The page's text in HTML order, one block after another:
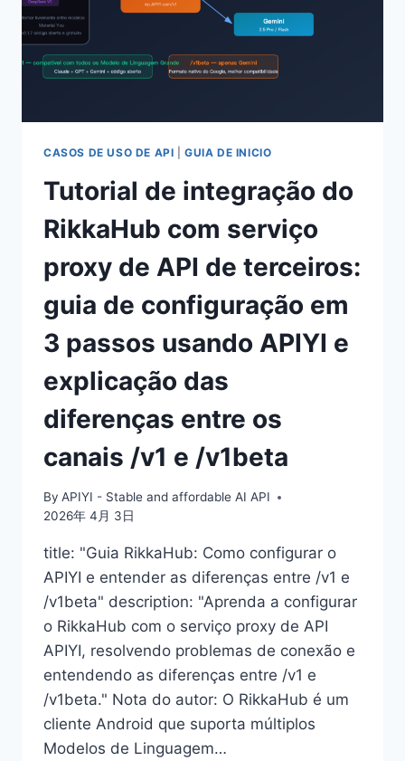
FORMAS
USO
ESSENCIAIS
EM
CASOS DE USO DE API |GUIA DE INICIO
Tutorial de integração do
RikkaHub com serviço
proxy de API de terceiros:
guia de configuração em
3 passos usando APIYI e
explicação das
diferenças entre os
canais /v1 e /v1beta
By APIYI - Stable and affordable AI API
2026年 4月 3日
title: "Guia RikkaHub: Como configurar o
APIYI e entender as diferenças entre /v1 e
/v1beta" description: "Aprenda a configurar
o RikkaHub com o serviço proxy de API
APIYI, resolvendo problemas de conexão e
entendendo as diferenças entre /v1 e
/v1beta." Nota do autor: O RikkaHub é um
cliente Android que suporta múltiplos
Modelos de Linguagem…